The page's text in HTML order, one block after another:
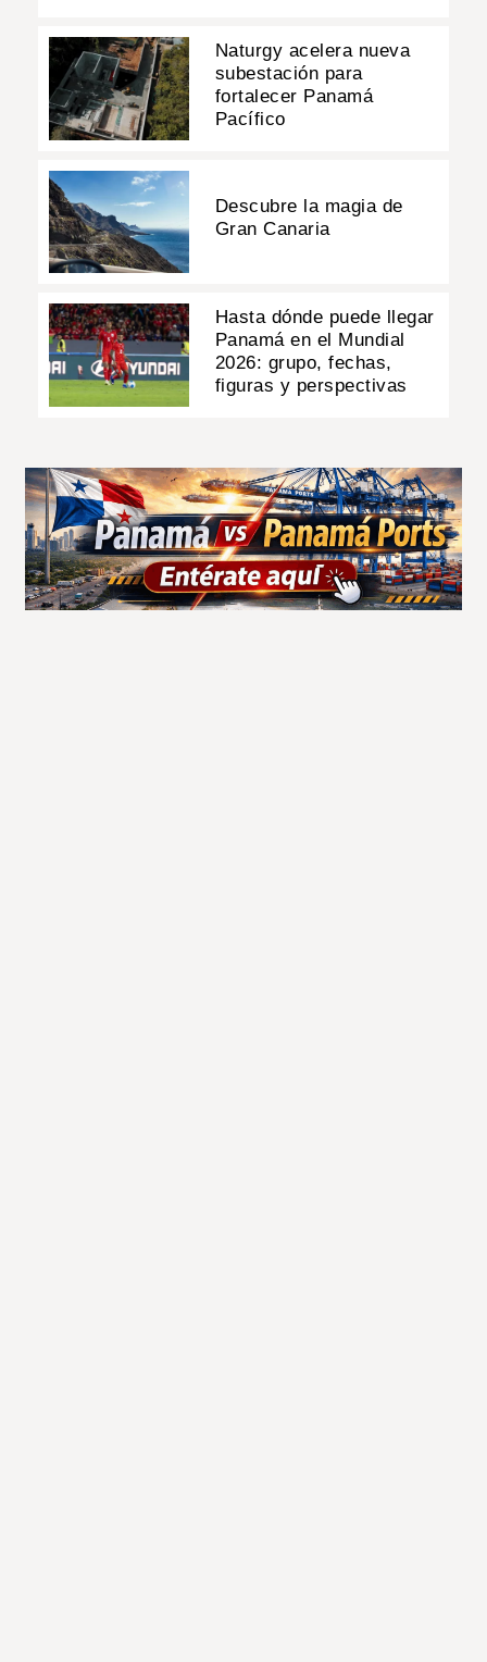
Naturgy acelera nueva
subestación para
fortalecer Panamá
Pacífico
Descubre la magia de
Gran Canaria
Hasta dónde puede llegar
Panamá en el Mundial
2026: grupo, fechas,
figuras y perspectivas